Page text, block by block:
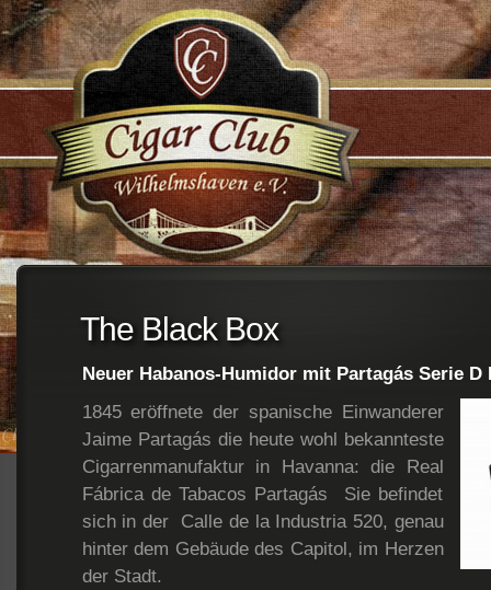
;
The Black Box
Neuer Habanos-Humidor mit Partagás Serie D
1845 eröffnete der spanische Einwanderer
Jaime Partagás die heute wohl bekannteste
Cigarrenmanufaktur in Havanna: die Real
Fábrica de Tabacos Partagás Sie befindet
sich in der Calle de la Industria 520, genau
hinter dem Gebäude des Capitol, im Herzen
der Stadt.